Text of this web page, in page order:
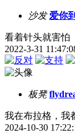
沙发 爱你
看着针头就害怕
2022-3-31
板凳
我在布拉格，我
2024-10-30